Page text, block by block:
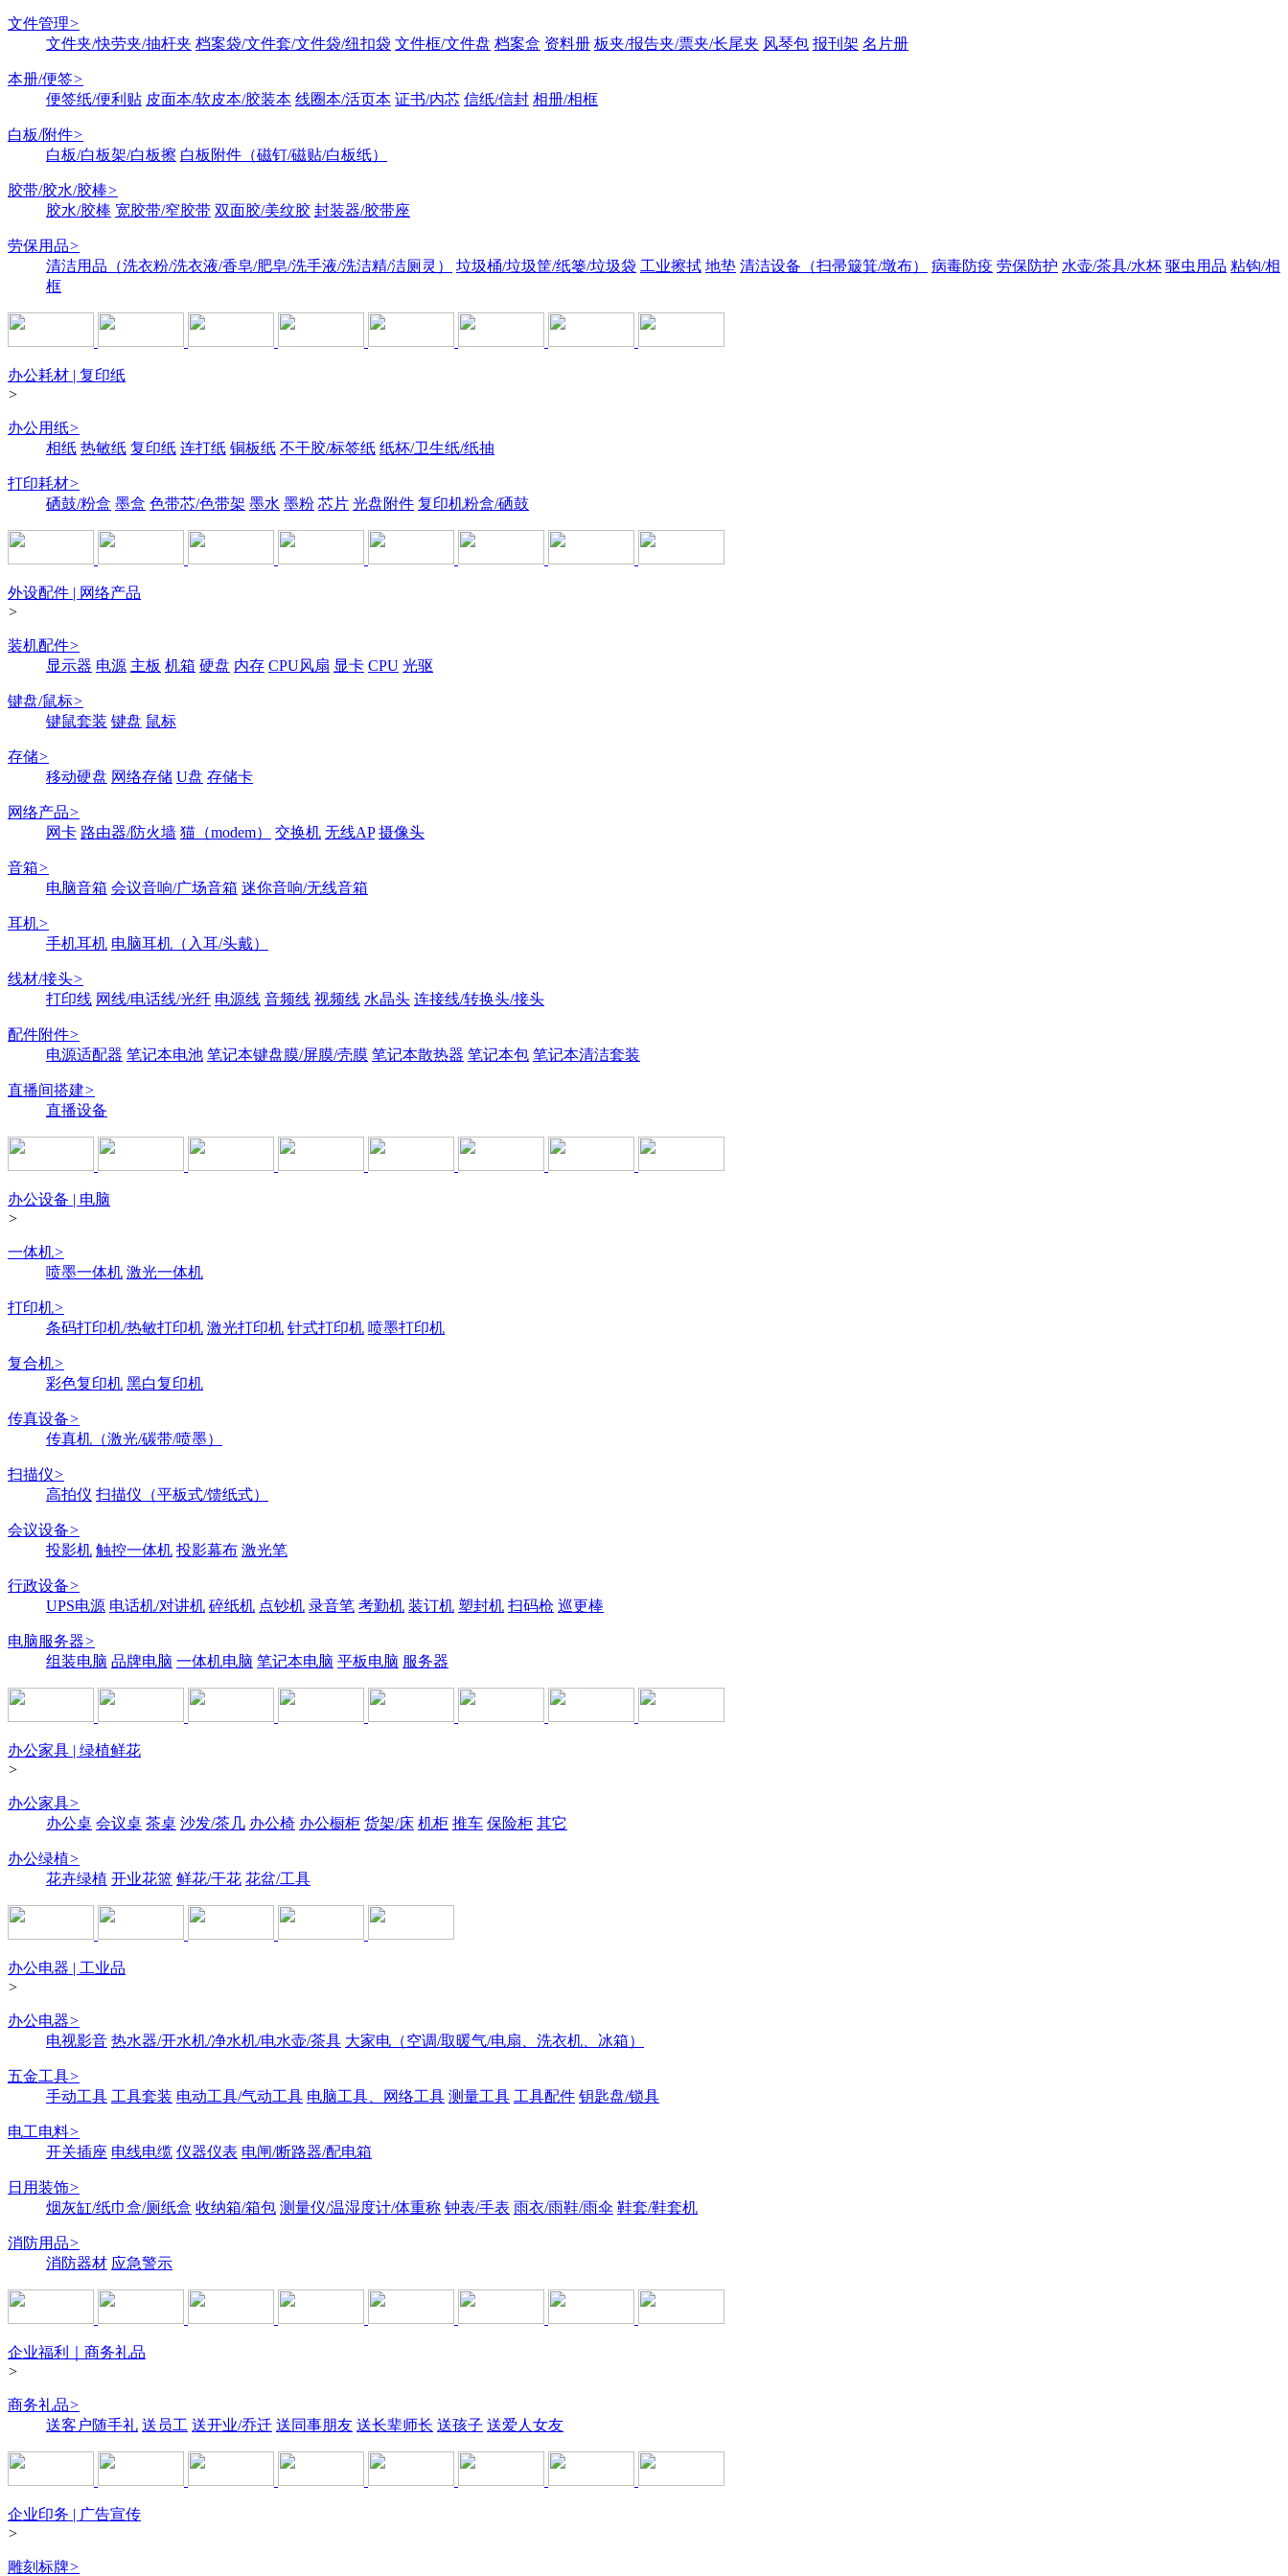
文件管理>
文件夹/快劳夹/抽杆夹 档案袋/文件套/文件袋/纽扣袋 文件框/文件盘 档案盒 资料册 板夹/报告夹/票夹/长尾夹 风琴包 报刊架 名片册
本册/便签>
便签纸/便利贴 皮面本/软皮本/胶装本 线圈本/活页本 证书/内芯 信纸/信封 相册/相框
白板/附件>
白板/白板架/白板擦 白板附件（磁钉/磁贴/白板纸）
胶带/胶水/胶棒>
胶水/胶棒 宽胶带/窄胶带 双面胶/美纹胶 封装器/胶带座
劳保用品>
清洁用品（洗衣粉/洗衣液/香皂/肥皂/洗手液/洗洁精/洁厕灵）
垃圾桶/垃圾筐/纸篓/垃圾袋 工业擦拭 地垫 清洁设备（扫帚簸箕/墩布） 病毒防疫 劳保防护 水壶/茶具/水杯 驱虫用品 粘钩/相
框
办公耗材 | 复印纸
>
办公用纸>
相纸 热敏纸 复印纸 连打纸 铜板纸 不干胶/标签纸 纸杯/卫生纸/纸抽
打印耗材>
硒鼓/粉盒 墨盒 色带芯/色带架 墨水 墨粉 芯片 光盘附件 复印机粉盒/硒鼓
外设配件 | 网络产品
>
装机配件>
显示器 电源 主板 机箱 硬盘 内存 CPU风扇 显卡 CPU 光驱
键盘/鼠标>
键鼠套装 键盘 鼠标
存储>
移动硬盘 网络存储 U盘 存储卡
网络产品>
网卡 路由器/防火墙 猫（modem） 交换机 无线AP 摄像头
音箱>
电脑音箱 会议音响/广场音箱 迷你音响/无线音箱
耳机>
手机耳机 电脑耳机（入耳/头戴）
线材/接头>
打印线 网线/电话线/光纤 电源线 音频线 视频线 水晶头 连接线/转换头/接头
配件附件>
电源适配器 笔记本电池 笔记本键盘膜/屏膜/壳膜 笔记本散热器 笔记本包 笔记本清洁套装
直播间搭建>
直播设备
办公设备 | 电脑
>
一体机>
喷墨一体机 激光一体机
打印机>
条码打印机/热敏打印机 激光打印机 针式打印机 喷墨打印机
复合机>
彩色复印机 黑白复印机
传真设备>
传真机（激光/碳带/喷墨）
扫描仪>
高拍仪 扫描仪（平板式/馈纸式）
会议设备>
投影机 触控一体机 投影幕布 激光笔
行政设备>
UPS电源 电话机/对讲机 碎纸机 点钞机 录音笔 考勤机 装订机 塑封机 扫码枪 巡更棒
电脑服务器>
组装电脑 品牌电脑 一体机电脑 笔记本电脑 平板电脑 服务器
办公家具 | 绿植鲜花
>
办公家具>
办公桌 会议桌 茶桌 沙发/茶几 办公椅 办公橱柜 货架/床 机柜 推车 保险柜 其它
办公绿植>
花卉绿植 开业花篮 鲜花/干花 花盆/工具
办公电器 | 工业品
>
办公电器>
电视影音 热水器/开水机/净水机/电水壶/茶具 大家电（空调/取暖气/电扇、洗衣机、冰箱）
五金工具>
手动工具 工具套装 电动工具/气动工具 电脑工具、网络工具 测量工具 工具配件 钥匙盘/锁具
电工电料>
开关插座 电线电缆 仪器仪表 电闸/断路器/配电箱
日用装饰>
烟灰缸/纸巾盒/厕纸盒 收纳箱/箱包 测量仪/温湿度计/体重称 钟表/手表 雨衣/雨鞋/雨伞 鞋套/鞋套机
消防用品>
消防器材 应急警示
企业福利｜商务礼品
>
商务礼品>
送客户随手礼 送员工 送开业/乔迁 送同事朋友 送长辈师长 送孩子 送爱人女友
企业印务 | 广告宣传
>
雕刻标牌>